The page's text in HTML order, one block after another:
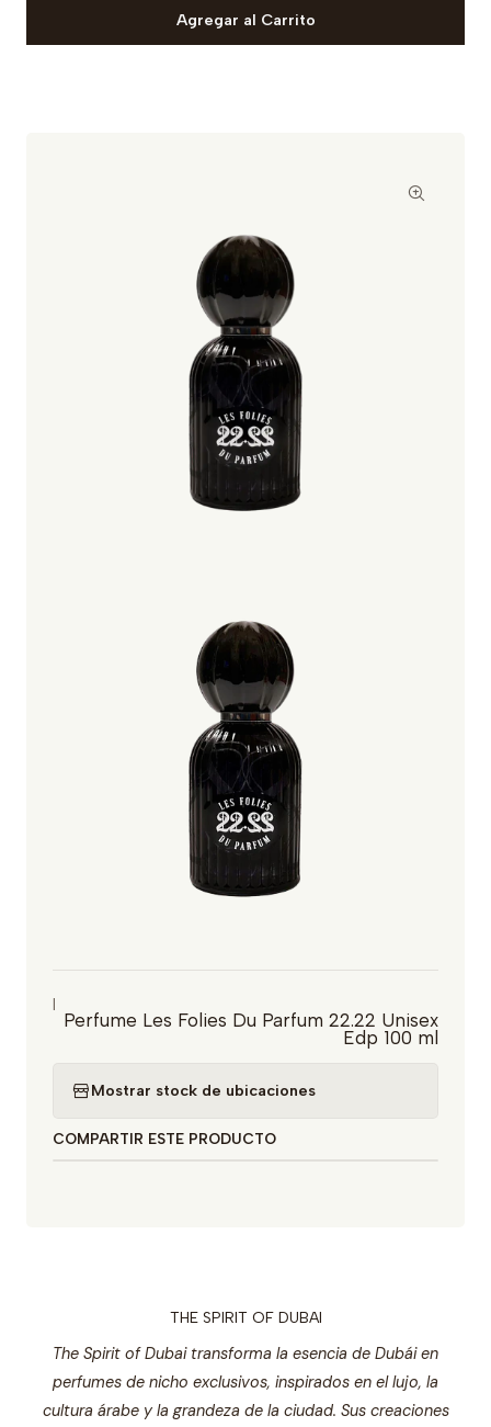
Agregar al Carrito
|
Perfume Les Folies Du Parfum 22.22 Unisex
Edp 100 ml
Mostrar stock de ubicaciones
COMPARTIR ESTE PRODUCTO
THE SPIRIT OF DUBAI
The Spirit of Dubai transforma la esencia de Dubái en
perfumes de nicho exclusivos, inspirados en el lujo, la
cultura árabe y la grandeza de la ciudad. Sus creaciones